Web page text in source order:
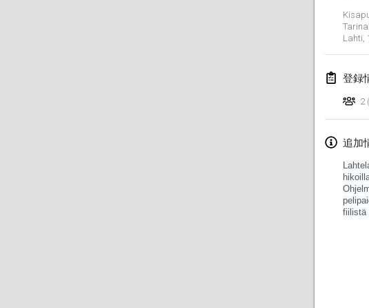
Lahti
登録
2
追加
fiilistä
2019年2